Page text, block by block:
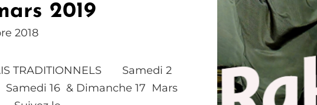
2019
2018
TRADITIONNELS Samedi 2
16 & Dimanche 17 Mars